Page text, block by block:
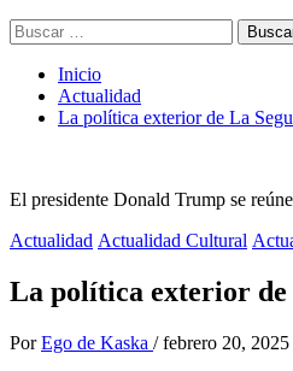
Buscar:
Inicio
Actualidad
La política exterior de La
El presidente Donald Trump se
Actualidad Actualidad Cultural
La política exterior de
Por Ego de Kaska / febrero 20, 2025